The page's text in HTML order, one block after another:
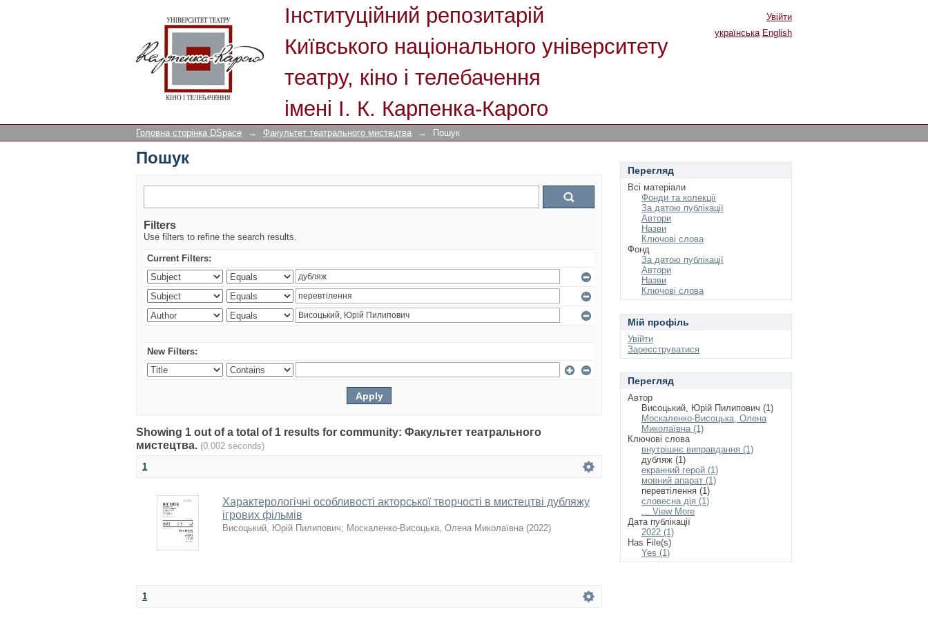
Інституційний репозитарій
Київського національного університету
театру, кіно і телебачення
імені І. К. Карпенка-Карого
Увійти
українська English
Головна сторінка DSpace → Факультет театрального мистецтва → Пошук
Пошук
Filters
Use filters to refine the search results.
Current Filters:
New Filters:
Showing 1 out of a total of 1 results for community: Факультет театрального
мистецтва. (0.002 seconds)
1
Характерологічні особливості акторської творчості в мистецтві дубляжу
ігрових фільмів
Висоцький, Юрій Пилипович; Москаленко-Висоцька, Олена Миколаївна (2022)
1
Перегляд
Всі матеріали
Фонди та колекції
За датою публікації
Автори
Назви
Ключові слова
Фонд
За датою публікації
Автори
Назви
Ключові слова
Мій профіль
Увійти
Зареєструватися
Перегляд
Автор
Висоцький, Юрій Пилипович (1)
Москаленко-Висоцька, Олена
Миколаївна (1)
Ключові слова
внутрішнє виправдання (1)
дубляж (1)
екранний герой (1)
мовний апарат (1)
перевтілення (1)
словесна дія (1)
... View More
Дата публікації
2022 (1)
Has File(s)
Yes (1)